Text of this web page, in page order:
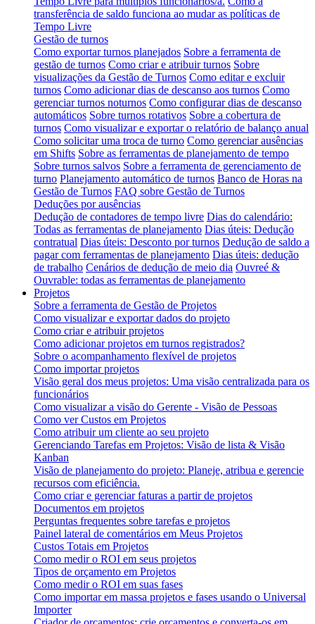
transferência de saldo funciona ao mudar as políticas de
Tempo Livre
Gestão de turnos
Como exportar turnos planejados Sobre a ferramenta de
gestão de turnos Como criar e atribuir turnos Sobre
visualizações da Gestão de Turnos Como editar e excluir
turnos Como adicionar dias de descanso aos turnos Como
gerenciar turnos noturnos Como configurar dias de descanso
automáticos Sobre turnos rotativos Sobre a cobertura de
turnos Como visualizar e exportar o relatório de balanço anual
Como solicitar uma troca de turno Como gerenciar ausências
em Shifts Sobre as ferramentas de planejamento de tempo
Sobre turnos salvos Sobre a ferramenta de gerenciamento de
turno Planejamento automático de turnos Banco de Horas na
Gestão de Turnos FAQ sobre Gestão de Turnos
Deduções por ausências
Dedução de contadores de tempo livre Dias do calendário:
Todas as ferramentas de planejamento Dias úteis: Dedução
contratual Dias úteis: Desconto por turnos Dedução de saldo a
pagar com ferramentas de planejamento Dias úteis: dedução
de trabalho Cenários de dedução de meio dia Ouvreé &
Ouvrable: todas as ferramentas de planejamento
Projetos
Sobre a ferramenta de Gestão de Projetos
Como visualizar e exportar dados do projeto
Como criar e atribuir projetos
Como adicionar projetos em turnos registrados?
Sobre o acompanhamento flexível de projetos
Como importar projetos
Visão geral dos meus projetos: Uma visão centralizada para os
funcionários
Como visualizar a visão do Gerente - Visão de Pessoas
Como ver Custos em Projetos
Como atribuir um cliente ao seu projeto
Gerenciando Tarefas em Projetos: Visão de lista & Visão
Kanban
Visão de planejamento do projeto: Planeje, atribua e gerencie
recursos com eficiência.
Como criar e gerenciar faturas a partir de projetos
Documentos em projetos
Perguntas frequentes sobre tarefas e projetos
Painel lateral de comentários em Meus Projetos
Custos Totais em Projetos
Como medir o ROI em seus projetos
Tipos de orçamento em Projetos
Como medir o ROI em suas fases
Como importar em massa projetos e fases usando o Universal
Importer